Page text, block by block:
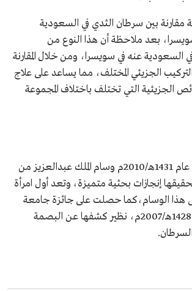
مقارنة بين سرطان الثدي في السعودية
بعد ملاحظة أن هذا النوع من
السعودية عنه في سويسرا، ومن خلال المقارنة
الجزيئي المختلف، مما يساعد على علاج
الجزيئية التي تختلف باختلاف المجموعة
تقلدت خولة الكريع عام 1431هـ/2010م وسام الملك عبدالعزيز من
إنجازات بحثية متميزة، وتعد أول امرأة
الوسام،كما حصلت على جائزة جامعة
هارفارد للتميز عام 1428هـ/2007م، نظير كشفها عن البصمة